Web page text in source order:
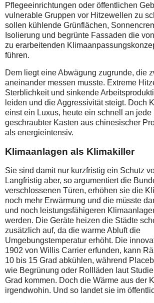
Pflegeeinrichtungen oder öffentlichen
vulnerable Gruppen vor Hitzewellen zu
sollen kühlende Grünflächen,
Isolierung und begrünte Fassaden die
zu erarbeitenden
führen.
Dem liegt eine Abwägung zugrunde, die
aneinander messen musste. Extreme
Sterblichkeit und sinkende
leiden und die Aggressivität steigt. Doch
einst ein Luxus, heute ein schnell an jede
geschraubter Kasten aus chinesischer
als energieintensiv.
Klimaanlagen als Klimakiller
Sie sind damit nur kurzfristig ein Schutz
Langfristig aber, so argumentiert die
verschlossenen Türen, erhöhen sie die
noch mehr Erwärmung und die müsste
und noch leistungsfähigeren
werden. Die Geräte heizen die Städte
zusätzlich auf, da die warme Abluft die
Umgebungstemperatur erhöht. Die
1902 von Willis Carrier erfunden, kann
10 bis 15 Grad abkühlen, während
wie Begrünung oder Rollläden laut
Grad kommen. Doch die Wärme aus der
irgendwohin. Und so landet sie im